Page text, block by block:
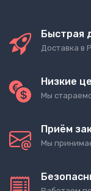
Быстрая
Доставка в
Низкие
Мы
Приём
Мы